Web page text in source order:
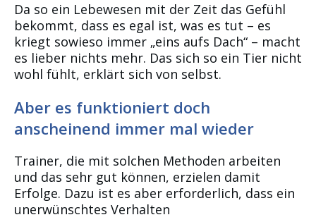
Da so ein Lebewesen mit der Zeit das Gefühl
bekommt, dass es egal ist, was es tut – es
kriegt sowieso immer „eins aufs Dach“ – macht
es lieber nichts mehr. Das sich so ein Tier nicht
wohl fühlt, erklärt sich von selbst.
Aber es funktioniert doch
anscheinend immer mal wieder
Trainer, die mit solchen Methoden arbeiten
und das sehr gut können, erzielen damit
Erfolge. Dazu ist es aber erforderlich, dass ein
unerwünschtes Verhalten